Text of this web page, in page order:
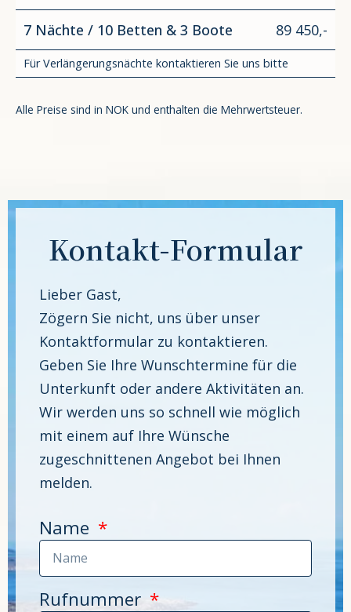
7 Nächte / 10 Betten & 3 Boote 89 450,-
Für Verlängerungsnächte kontaktieren Sie uns bitte
Alle Preise sind in NOK und enthalten die Mehrwertsteuer.
Kontakt-Formular
Lieber Gast,
Zögern Sie nicht, uns über unser
Kontaktformular zu kontaktieren.
Geben Sie Ihre Wunschtermine für die
Unterkunft oder andere Aktivitäten an.
Wir werden uns so schnell wie möglich
mit einem auf Ihre Wünsche
zugeschnittenen Angebot bei Ihnen
melden.
Name
Rufnummer